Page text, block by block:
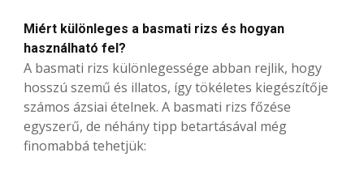
Miért különleges a basmati rizs és hogyan
használható fel?
A basmati rizs különlegessége abban rejlik, hogy
hosszú szemű és illatos, így tökéletes kiegészítője
számos ázsiai ételnek. A basmati rizs főzése
egyszerű, de néhány tipp betartásával még
finomabbá tehetjük: